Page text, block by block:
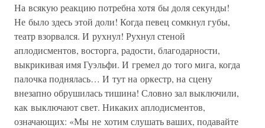
На всякую реакцию потребна хотя бы доля секунды!
Не было здесь этой доли! Когда певец сомкнул губы,
театр взорвался. И рухнул! Рухнул стеной
аплодисментов, восторга, радости, благодарности,
выкрикивая имя Гуэльфи. И гремел до того мига, когда
палочка поднялась… И тут на оркестр, на сцену
внезапно обрушилась тишина! Словно зал выключили,
как выключают свет. Никаких аплодисментов,
означающих: «Мы не хотим слушать ваших, подавайте